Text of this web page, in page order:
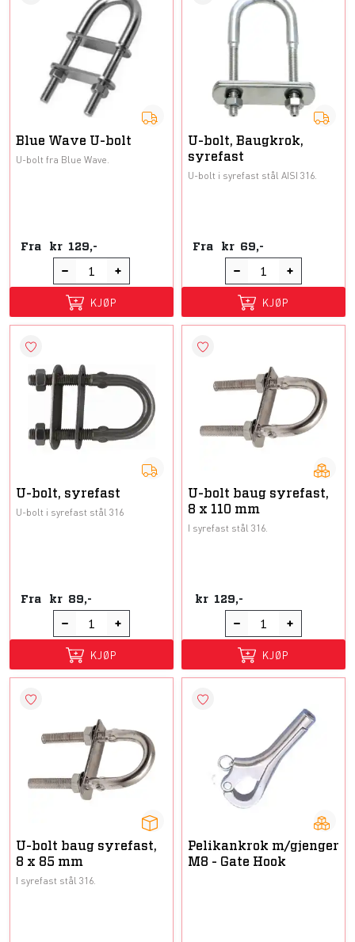
Blue Wave U-bolt
U-bolt fra Blue Wave.
Fra kr 129,-
KJØP
U-bolt, Baugkrok,
syrefast
U-bolt i syrefast stål AISI 316.
Fra kr 69,-
KJØP
U-bolt, syrefast
U-bolt i syrefast stål 316
Fra kr 89,-
KJØP
U-bolt baug syrefast,
8 x 110 mm
I syrefast stål 316.
kr 129,-
KJØP
U-bolt baug syrefast,
8 x 85 mm
I syrefast stål 316.
Pelikankrok m/gjenger
M8 - Gate Hook